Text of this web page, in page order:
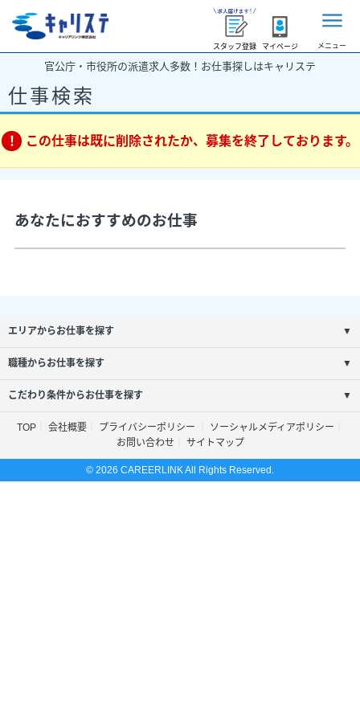
スタッフ登録 マイページ メニュー
官公庁・市役所の派遣求人多数！お仕事探しはキャリステ
仕事検索
この仕事は既に削除されたか、募集を終了しております。
あなたにおすすめのお仕事
エリアからお仕事を探す ▼
職種からお仕事を探す ▼
こだわり条件からお仕事を探す ▼
TOP 会社概要 プライバシーポリシー
ソーシャルメディアポリシー
お問い合わせ
サイトマップ
© 2026 CAREERLINK All Rights Reserved.